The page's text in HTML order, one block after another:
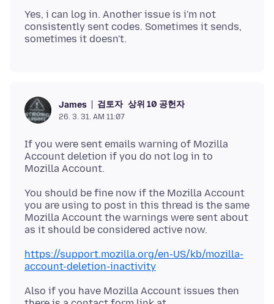
Yes, i can log in. Another issue is i'm not
consistently sent codes. Sometimes it sends,
James 검토자 상위 10 공헌자
26. 3. 31. AM 11:07
If you were sent emails warning of Mozilla
Account deletion if you do not log in to
You should be fine now if the Mozilla Account
you are using to post in this thread is the same
Mozilla Account the warnings were sent about
https://support.mozilla.org/en-US/kb/mozilla-
account-deletion-inactivity
Also if you have Mozilla Account issues then